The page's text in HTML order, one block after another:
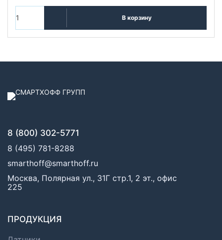
В корзину
8 (800) 302-5771
8 (495) 781-8288
smarthoff@smarthoff.ru
Москва, Полярная ул., 31Г стр.1, 2 эт., офис
225
ПРОДУКЦИЯ